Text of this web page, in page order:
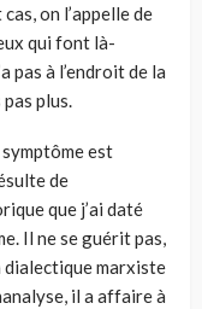
on l’appelle de
qui font là-
pas à l’endroit de la
plus.
est
de
que j’ai daté
Il ne se guérit pas,
dialectique marxiste
il a affaire à